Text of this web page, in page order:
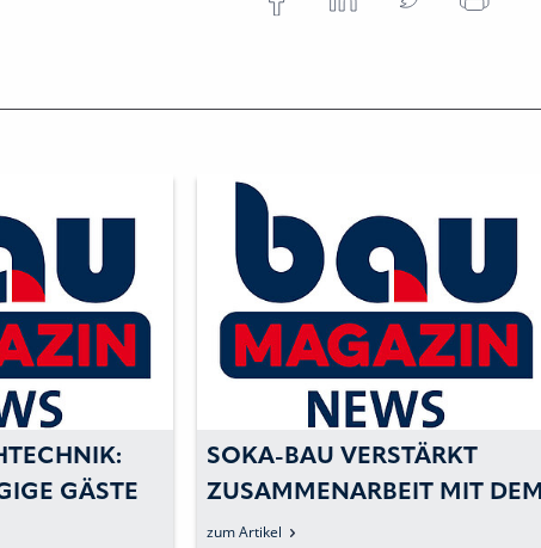
GÄSTE
SOKA-BAU VERSTÄRKT
ZUSAMMENARBEIT MIT DEM
ZOLL IM KAMPF GEGEN
zum Artikel